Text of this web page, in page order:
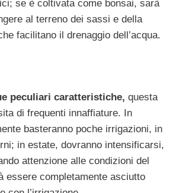
se è coltivata come bonsai, sarà
al terreno dei sassi e della
facilitano il drenaggio dell’acqua.
peculiari caratteristiche, questa
di frequenti innaffiature. In
basteranno poche irrigazioni, in
in estate, dovranno intensificarsi,
attenzione alle condizioni del
essere completamente asciutto